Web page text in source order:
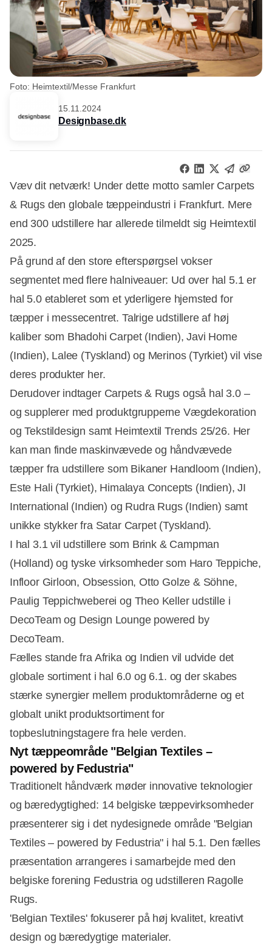
Foto: Heimtextil/Messe Frankfurt
15.11.2024
Designbase.dk
Væv dit netværk! Under dette motto samler Carpets
& Rugs den globale tæppeindustri i Frankfurt. Mere
end 300 udstillere har allerede tilmeldt sig Heimtextil
2025.
På grund af den store efterspørgsel vokser
segmentet med flere halniveauer: Ud over hal 5.1 er
hal 5.0 etableret som et yderligere hjemsted for
tæpper i messecentret. Talrige udstillere af høj
kaliber som Bhadohi Carpet (Indien), Javi Home
(Indien), Lalee (Tyskland) og Merinos (Tyrkiet) vil vise
deres produkter her.
Derudover indtager Carpets & Rugs også hal 3.0 –
og supplerer med produktgrupperne Vægdekoration
og Tekstildesign samt Heimtextil Trends 25/26. Her
kan man finde maskinvævede og håndvævede
tæpper fra udstillere som Bikaner Handloom (Indien),
Este Hali (Tyrkiet), Himalaya Concepts (Indien), JI
International (Indien) og Rudra Rugs (Indien) samt
unikke stykker fra Satar Carpet (Tyskland).
I hal 3.1 vil udstillere som Brink & Campman
(Holland) og tyske virksomheder som Haro Teppiche,
Infloor Girloon, Obsession, Otto Golze & Söhne,
Paulig Teppichweberei og Theo Keller udstille i
DecoTeam og Design Lounge powered by
DecoTeam.
Fælles stande fra Afrika og Indien vil udvide det
globale sortiment i hal 6.0 og 6.1. og der skabes
stærke synergier mellem produktområderne og et
globalt unikt produktsortiment for
topbeslutningstagere fra hele verden.
Nyt tæppeområde "Belgian Textiles –
powered by Fedustria"
Traditionelt håndværk møder innovative teknologier
og bæredygtighed: 14 belgiske tæppevirksomheder
præsenterer sig i det nydesignede område "Belgian
Textiles – powered by Fedustria" i hal 5.1. Den fælles
præsentation arrangeres i samarbejde med den
belgiske forening Fedustria og udstilleren Ragolle
Rugs.
'Belgian Textiles' fokuserer på høj kvalitet, kreativt
design og bæredygtige materialer.